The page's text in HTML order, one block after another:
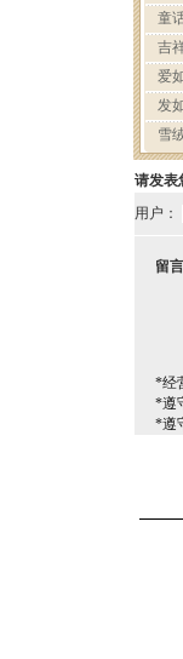
请发表
用户：
留
*经
*遵
*遵